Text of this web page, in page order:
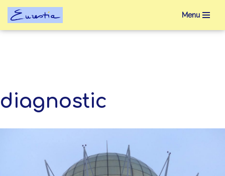
Menu
diagnostic